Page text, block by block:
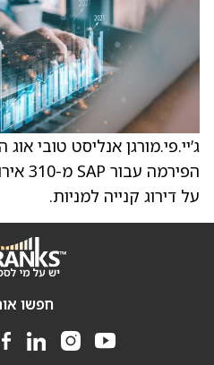
ג’יי.פי.מורגן אנליסט טובי
על דירוג קנייה למניות.
חפשו